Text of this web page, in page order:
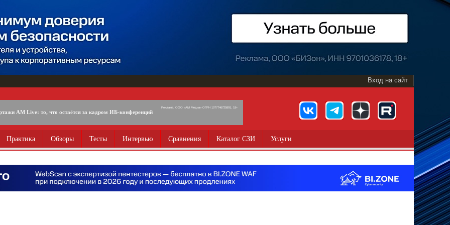
Вход на сайт
AM Live: то, что остаётся за кадром ИБ-конференций
Реклама. ООО «АМ Медиа» ОГРН 1077746725891, 18+
Практика Обзоры Тесты Интервью Сравнения Каталог СЗИ Услуги